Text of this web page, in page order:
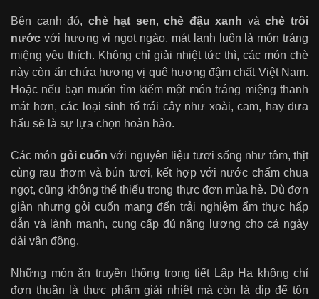
Bên cạnh đó, chè hạt sen,chè đậu xanh vàchè trôi
nước với hương vị ngọt ngào, mát lạnh luôn là món tráng
miệng yêu thích. Không chỉ giải nhiệt tức thì, các món chè
này còn ẩn chứa hương vị quê hương đậm chất Việt Nam.
Hoặc nếu bạn muốn tìm kiếm một món tráng miệng thanh
mát hơn, các loại sinh tố trái cây như xoài, cam, hay dưa
hấu sẽ là sự lựa chọn hoàn hảo.
Các món gỏi cuốn với nguyên liệu tươi sống như tôm, thịt
cùng rau thơm và bún tươi, kết hợp với nước chấm chua
ngọt, cũng không thể thiếu trong thực đơn mùa hè. Dù đơn
giản nhưng gỏi cuốn mang đến trải nghiệm ẩm thực hấp
dẫn và lành mạnh, cung cấp đủ năng lượng cho cả ngày
dài vận động.
Những món ăn truyền thống trong tiết Lập Hạ không chỉ
đơn thuần là thực phẩm giải nhiệt mà còn là dịp để tôn